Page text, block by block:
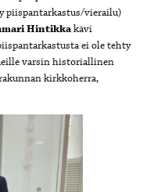
piispantarkastus/vierailu)
Hintikkakävi
ei ole tehty
varsin historiallinen
kirkkoherra,